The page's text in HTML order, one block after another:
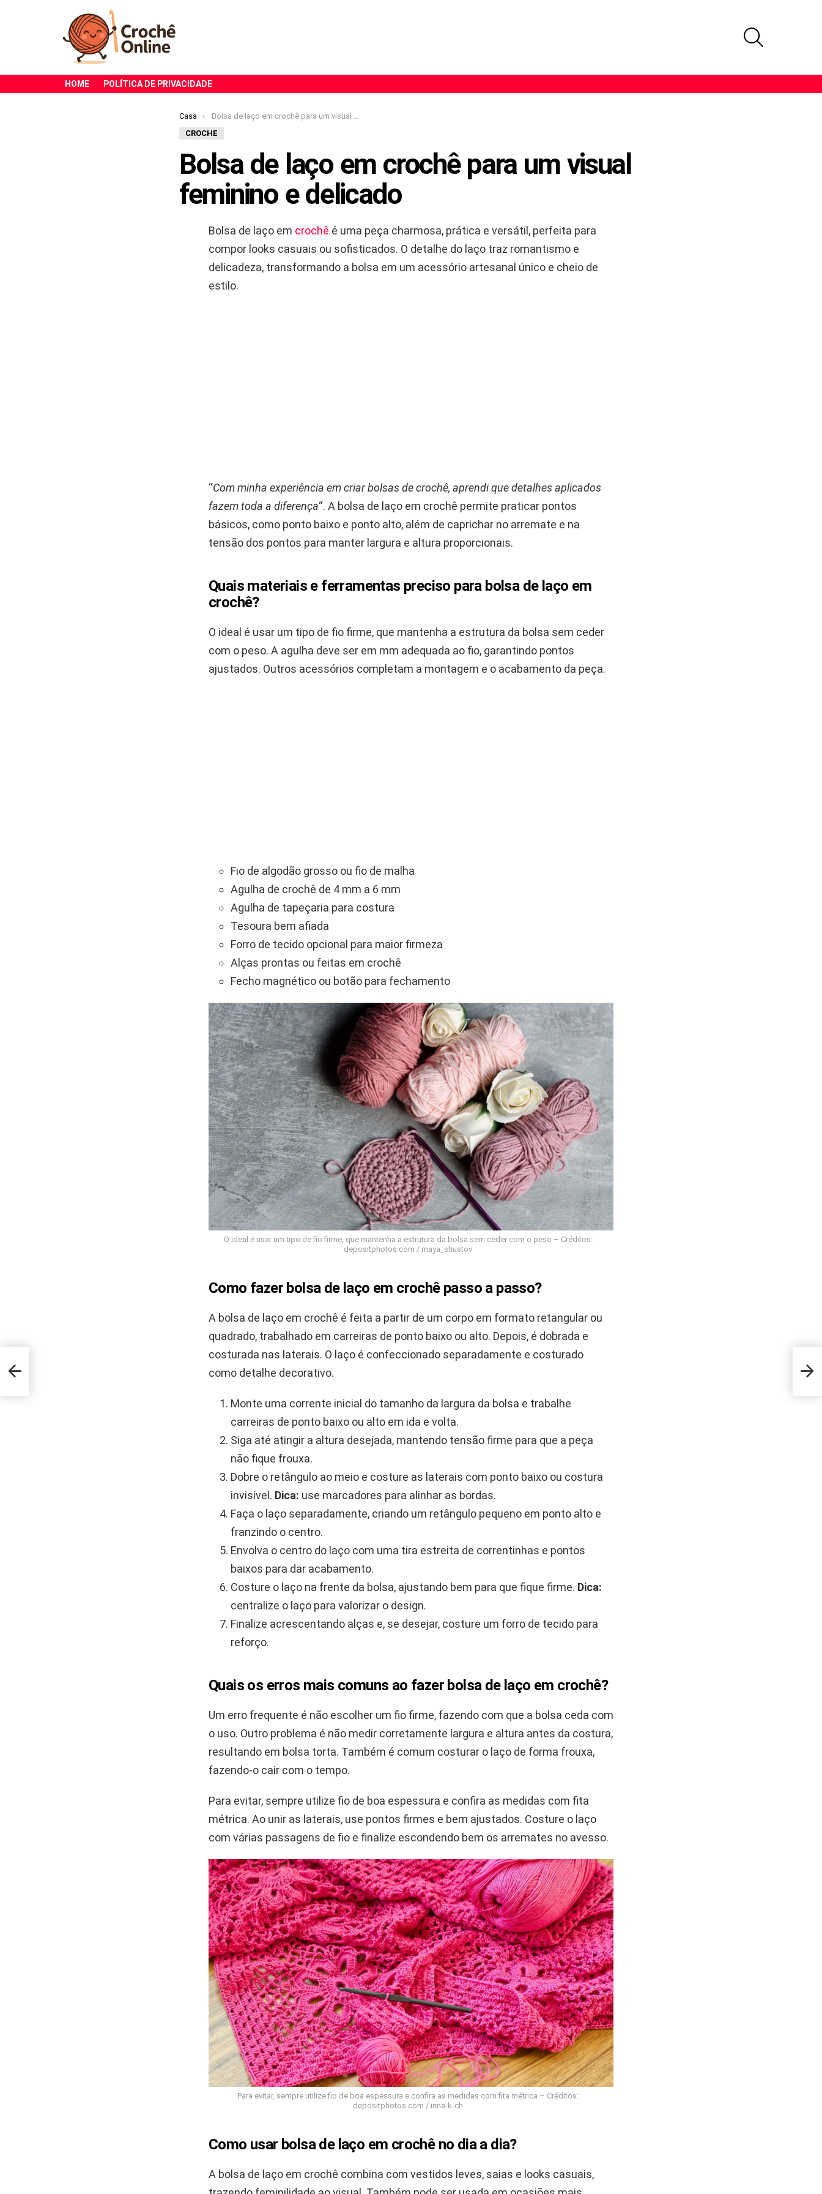
HOME POLÍTICA DE PRIVACIDADE
Você está aqui:
Casa
Bolsa de laço em crochê para um visual feminino e delicado
CROCHE
Bolsa de laço em crochê para um visual
feminino e delicado
Bolsa de laço em crochê é uma peça charmosa, prática e versátil, perfeita para
compor looks casuais ou sofisticados. O detalhe do laço traz romantismo e
delicadeza, transformando a bolsa em um acessório artesanal único e cheio de
estilo.
“Com minha experiência em criar bolsas de crochê, aprendi que detalhes aplicados
fazem toda a diferença“. A bolsa de laço em crochê permite praticar pontos
básicos, como ponto baixo e ponto alto, além de caprichar no arremate e na
tensão dos pontos para manter largura e altura proporcionais.
Quais materiais e ferramentas preciso para bolsa de laço em
crochê?
O ideal é usar um tipo de fio firme, que mantenha a estrutura da bolsa sem ceder
com o peso. A agulha deve ser em mm adequada ao fio, garantindo pontos
ajustados. Outros acessórios completam a montagem e o acabamento da peça.
Fio de algodão grosso ou fio de malha
Agulha de crochê de 4 mm a 6 mm
Agulha de tapeçaria para costura
Tesoura bem afiada
Forro de tecido opcional para maior firmeza
Alças prontas ou feitas em crochê
Fecho magnético ou botão para fechamento
O ideal é usar um tipo de fio firme, que mantenha a estrutura da bolsa sem ceder com o peso – Créditos:
depositphotos.com / maya_shustov
Como fazer bolsa de laço em crochê passo a passo?
A bolsa de laço em crochê é feita a partir de um corpo em formato retangular ou
quadrado, trabalhado em carreiras de ponto baixo ou alto. Depois, é dobrada e
costurada nas laterais. O laço é confeccionado separadamente e costurado
como detalhe decorativo.
Monte uma corrente inicial do tamanho da largura da bolsa e trabalhe
carreiras de ponto baixo ou alto em ida e volta.
Siga até atingir a altura desejada, mantendo tensão firme para que a peça
não fique frouxa.
Dobre o retângulo ao meio e costure as laterais com ponto baixo ou costura
invisível. Dica: use marcadores para alinhar as bordas.
Faça o laço separadamente, criando um retângulo pequeno em ponto alto e
franzindo o centro.
Envolva o centro do laço com uma tira estreita de correntinhas e pontos
baixos para dar acabamento.
Costure o laço na frente da bolsa, ajustando bem para que fique firme. Dica:
centralize o laço para valorizar o design.
Finalize acrescentando alças e, se desejar, costure um forro de tecido para
reforço.
Quais os erros mais comuns ao fazer bolsa de laço em crochê?
Um erro frequente é não escolher um fio firme, fazendo com que a bolsa ceda com
o uso. Outro problema é não medir corretamente largura e altura antes da costura,
resultando em bolsa torta. Também é comum costurar o laço de forma frouxa,
fazendo-o cair com o tempo.
Para evitar, sempre utilize fio de boa espessura e confira as medidas com fita
métrica. Ao unir as laterais, use pontos firmes e bem ajustados. Costure o laço
com várias passagens de fio e finalize escondendo bem os arremates no avesso.
Para evitar, sempre utilize fio de boa espessura e confira as medidas com fita métrica – Créditos:
depositphotos.com / irina-k-ch
Como usar bolsa de laço em crochê no dia a dia?
A bolsa de laço em crochê combina com vestidos leves, saias e looks casuais,
em